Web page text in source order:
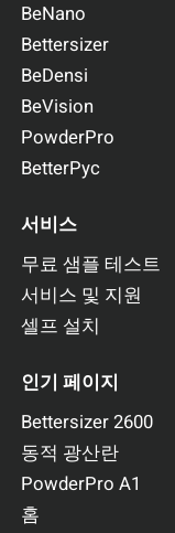
BeNano
Bettersizer
BeDensi
BeVision
PowderPro
BetterPyc
서비스
무료 샘플 테스트
서비스 및 지원
셀프 설치
인기 페이지
Bettersizer 2600
동적 광산란
PowderPro A1
홈